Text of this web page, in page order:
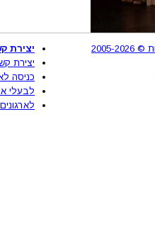
יצירת
יצירת
כניסה
לבעלי